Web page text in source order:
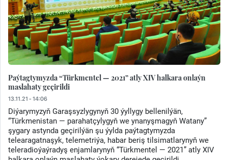
Paýtagtymyzda “Türkmentel — 2021” atly XIV halkara onlaýn
maslahaty geçirildi
13.11.21 - 14:06
Diýarymyzyň Garaşsyzlygynyň 30 ýyllygy bellenilýän,
“Türkmenistan — parahatçylygyň we ynanyşmagyň Watany”
şygary astynda geçirilýän şu ýylda paýtagtymyzda
telearagatnaşyk, telemetriýa, habar beriş tilsimatlarynyň we
teleradioýaýradyş enjamlarynyň “Türkmentel — 2021” atly XIV